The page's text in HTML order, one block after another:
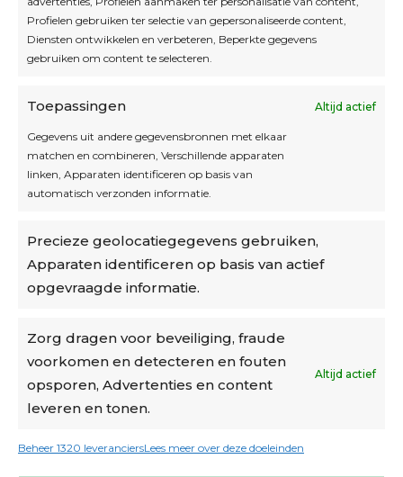
Profielen gebruiken ter selectie van gepersonaliseerde content,
Diensten ontwikkelen en verbeteren, Beperkte gegevens
gebruiken om content te selecteren.
Toepassingen Altijd actief
Gegevens uit andere gegevensbronnen met elkaar
matchen en combineren, Verschillende apparaten
linken, Apparaten identificeren op basis van
automatisch verzonden informatie.
Precieze geolocatiegegevens gebruiken,
Apparaten identificeren op basis van actief
opgevraagde informatie.
Zorg dragen voor beveiliging, fraude
voorkomen en detecteren en fouten
opsporen, Advertenties en content
leveren en tonen.
Altijd actief
Beheer 1320 leveranciersLees meer over deze doeleinden
Laat dan hier je mailadres achter.
Algemene voorwaarden
Cookiebeleid
Accountinstellingen
Verzending
€6,50-€7,50 via Bpost